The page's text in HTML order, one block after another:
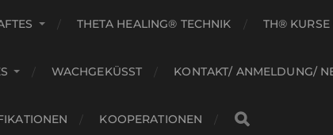
THETA HEALING® TECHNIK TH®
WACHGEKÜSST KONTAKT/ ANMELDUNG/
KOOPERATIONEN